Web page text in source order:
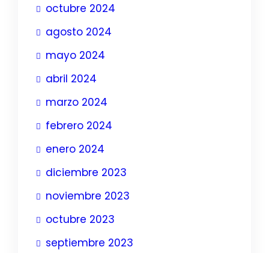
octubre 2024
agosto 2024
mayo 2024
abril 2024
marzo 2024
febrero 2024
enero 2024
diciembre 2023
noviembre 2023
octubre 2023
septiembre 2023